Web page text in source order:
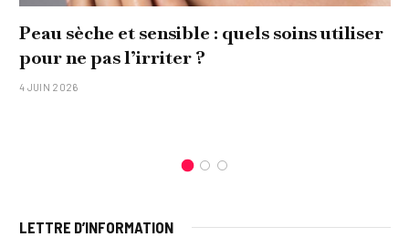
Peau sèche et sensible : quels soins utiliser
pour ne pas l’irriter ?
4 JUIN 2026
LETTRE D’INFORMATION